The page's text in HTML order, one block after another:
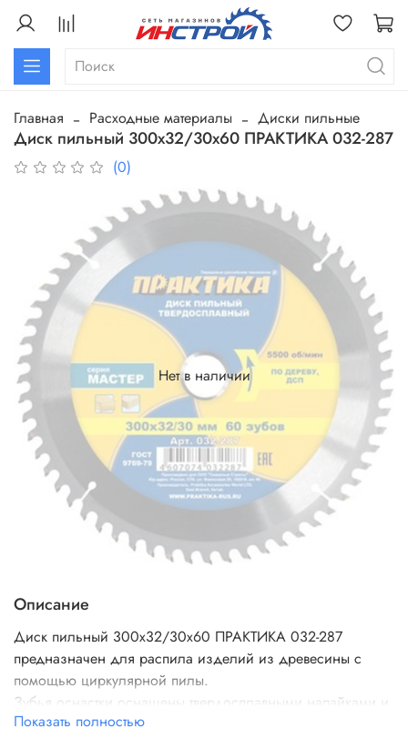
Главная Расходные материалы Диски пильные
Диск пильный 300х32/30х60 ПРАКТИКА 032-287
(0)
Нет в наличии
Описание
Диск пильный 300х32/30х60 ПРАКТИКА 032-287
предназначен для распила изделий из древесины с
помощью циркулярной пилы.
Зубья оснастки оснащены твердосплавными напайками и
имеют специальную заточку для качественной распиловки
Показать полностью